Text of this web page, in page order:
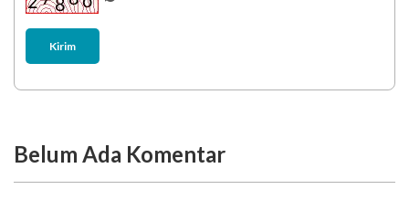
Kirim
Belum Ada Komentar